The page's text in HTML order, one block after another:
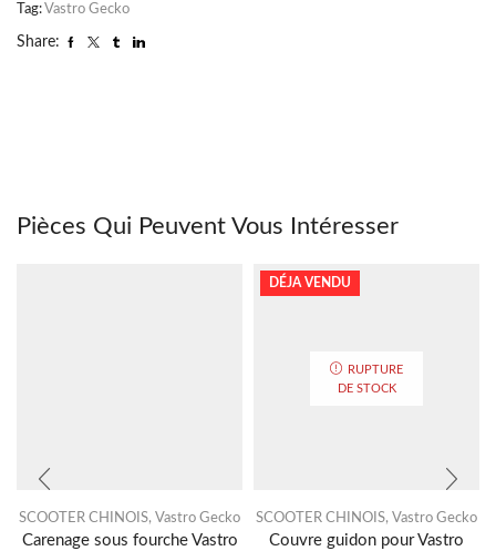
Tag:Vastro Gecko
Share:
Pièces Qui Peuvent Vous Intéresser
SCOOTER CHINOIS, Vastro Gecko
Carenage sous fourche Vastro
RUPTURE
DE STOCK
DÉJA VENDU
SCOOTER CHINOIS, Vastro Gecko
Couvre guidon pour Vastro